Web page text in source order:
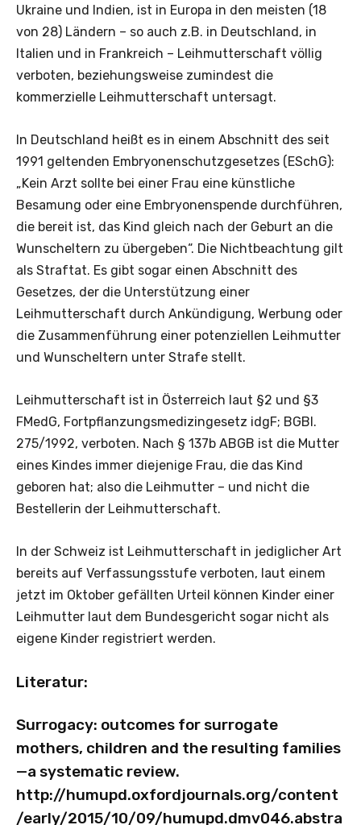
Ukraine und Indien, ist in Europa in den meisten (18
von 28) Ländern – so auch z.B. in Deutschland, in
Italien und in Frankreich – Leihmutterschaft völlig
verboten, beziehungsweise zumindest die
kommerzielle Leihmutterschaft untersagt.
In Deutschland heißt es in einem Abschnitt des seit
1991 geltenden Embryonenschutzgesetzes (ESchG):
„Kein Arzt sollte bei einer Frau eine künstliche
Besamung oder eine Embryonenspende durchführen,
die bereit ist, das Kind gleich nach der Geburt an die
Wunscheltern zu übergeben“. Die Nichtbeachtung gilt
als Straftat. Es gibt sogar einen Abschnitt des
Gesetzes, der die Unterstützung einer
Leihmutterschaft durch Ankündigung, Werbung oder
die Zusammenführung einer potenziellen Leihmutter
und Wunscheltern unter Strafe stellt.
Leihmutterschaft ist in Österreich laut §2 und §3
FMedG, Fortpflanzungsmedizingesetz idgF; BGBl.
275/1992, verboten. Nach § 137b ABGB ist die Mutter
eines Kindes immer diejenige Frau, die das Kind
geboren hat; also die Leihmutter – und nicht die
Bestellerin der Leihmutterschaft.
In der Schweiz ist Leihmutterschaft in jediglicher Art
bereits auf Verfassungsstufe verboten, laut einem
jetzt im Oktober gefällten Urteil können Kinder einer
Leihmutter laut dem Bundesgericht sogar nicht als
eigene Kinder registriert werden.
Literatur:
Surrogacy: outcomes for surrogate
mothers, children and the resulting families
—a systematic review.
http://humupd.oxfordjournals.org/content
/early/2015/10/09/humupd.dmv046.abstra